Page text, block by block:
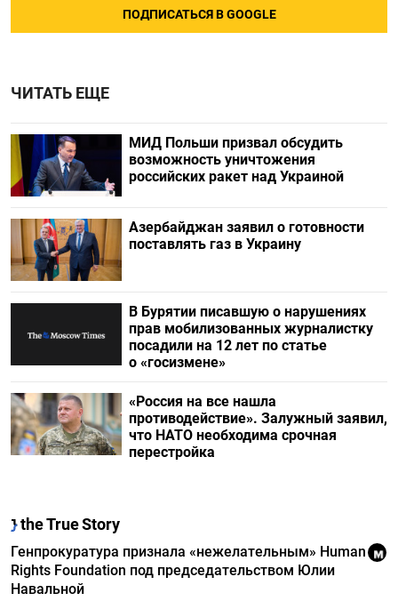
ПОДПИСАТЬСЯ В GOOGLE
ЧИТАТЬ ЕЩЕ
МИД Польши призвал обсудить
возможность уничтожения
российских ракет над Украиной
Азербайджан заявил о готовности
поставлять газ в Украину
В Бурятии писавшую о нарушениях
прав мобилизованных журналистку
посадили на 12 лет по статье
о «госизмене»
«Россия на все нашла
противодействие». Залужный заявил,
что НАТО необходима срочная
перестройка